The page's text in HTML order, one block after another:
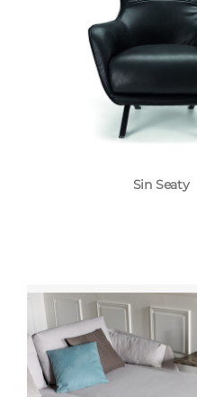
Sin Seaty